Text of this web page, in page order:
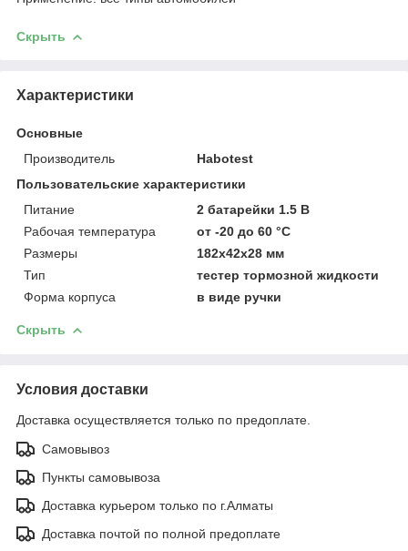
Скрыть
Характеристики
Основные
Производитель
Habotest
Пользовательские характеристики
Питание
2 батарейки 1.5 В
Рабочая температура
от -20 до 60 °C
Размеры
182x42x28 мм
Тип
тестер тормозной жидкости
Форма корпуса
в виде ручки
Скрыть
Условия доставки
Доставка осуществляется только по предоплате.
Самовывоз
Пункты самовывоза
Доставка курьером только по г.Алматы
Доставка почтой по полной предоплате